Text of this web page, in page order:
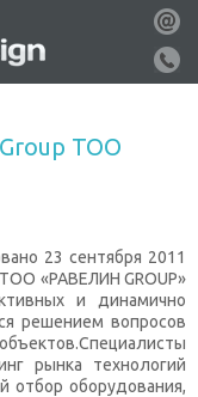
ТОО
23 сентября 2011
«РАВЕЛИН GROUP»
и динамично
решением вопросов
рынка технологий
отбор оборудования,